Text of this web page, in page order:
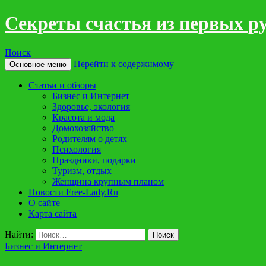
Cекреты счастья из первых
Поиск
Основное меню Перейти к содержимому
Статьи и обзоры
Бизнес и Интернет
Здоровье, экология
Красота и мода
Домохозяйство
Родителям о детях
Психология
Праздники, подарки
Туризм, отдых
Женщина крупным планом
Новости Free-Lady.Ru
O сайте
Карта сайта
Найти:
Бизнес и Интернет